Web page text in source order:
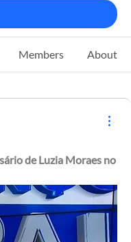
Members About
de Luzia Moraes no